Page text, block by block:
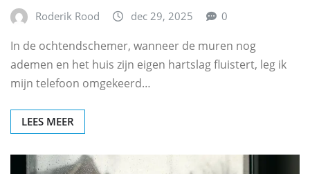
Roderik Rood dec 29, 2025 0
In de ochtendschemer, wanneer de muren nog
ademen en het huis zijn eigen hartslag fluistert, leg ik
mijn telefoon omgekeerd…
LEES MEER